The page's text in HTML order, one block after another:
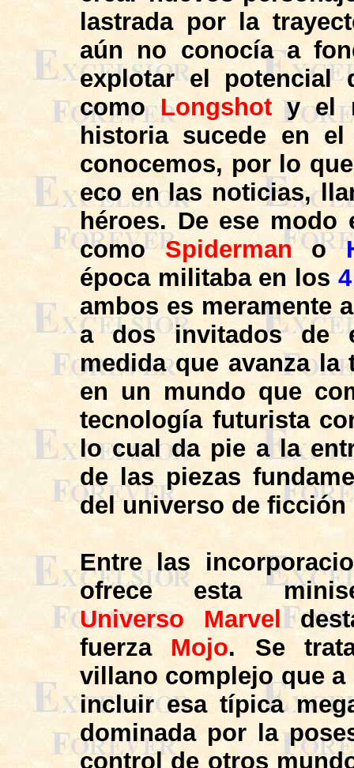
lastrada por la
aún no conocía a
explotar el
comoLongshoty el
historia sucede en
conocemos, por lo
eco en las noticias,
héroes. De ese modo
comoSpidermano
época militaba en los
ambos es meramente
a dos invitados de
medida que avanza la
en un mundo que
tecnología futurista
lo cual da pie a la
de las piezas
del universo de
Entre las
ofrece esta
Universo Marvel
fuerza Mojo. Se
villano complejo que a
incluir esa típica
dominada por la
control de otros